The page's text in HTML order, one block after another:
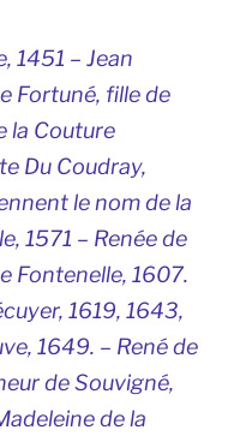
1451 – Jean
Fortuné, fille de
la Couture
Du Coudray,
le nom de la
1571 – Renée de
Fontenelle, 1607.
1619, 1643,
1649. – René de
de Souvigné,
de la